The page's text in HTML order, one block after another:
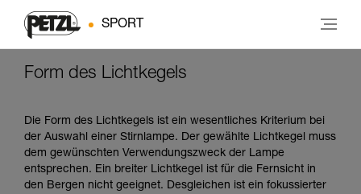
SPORT
Form des Lichtkegels
Die Form des Lichtkegels ist ein wesentliches Kriterium bei
der Auswahl einer Stirnlampe. Der gewählte Lichtkegel muss
dem gewünschten Verwendungszweck der Lampe
entsprechen. Ein breiter Lichtkegel ist für die Fernsicht in
den Bergen nicht geeignet. Desgleichen ist ein fokussierter